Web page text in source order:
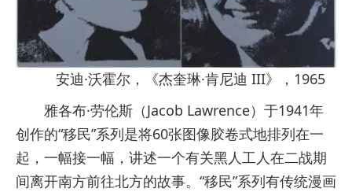
安迪·沃霍尔，《杰奎琳·肯尼迪 III》，1965
雅各布·劳伦斯（Jacob Lawrence）于1941年
创作的“移民”系列是将60张图像胶卷式地排列在一
起，一幅接一幅，讲述一个有关黑人工人在二战期
间离开南方前往北方的故事。“移民”系列有传统漫画